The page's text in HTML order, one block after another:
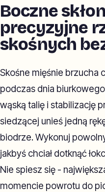
Boczne
precyzyjne
skośnych
Skośne mięśnie brzucha
podczas dnia
wąską talię i stabilizację
siedzącej unieś jedną
biodrze. Wykonuj
jakbyś chciał dotknąć
Nie spiesz się -
momencie powrotu do